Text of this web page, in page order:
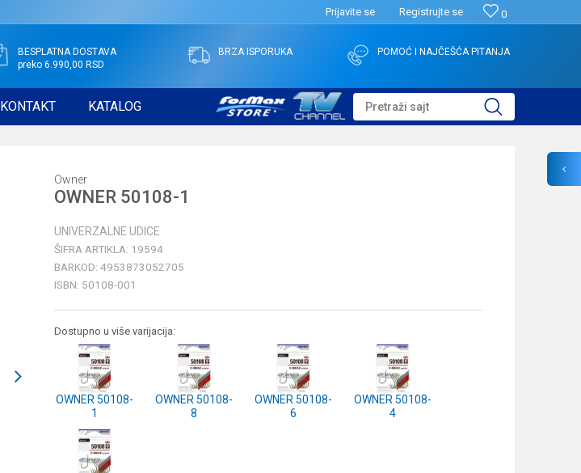
0
Prijavite se Registrujte se
BESPLATNA DOSTAVA
preko 6.990,00 RSD
BRZA ISPORUKA POMOĆ I NAJČEŠĆA PITANJA
KONTAKT KATALOG Pretraži sajt
Owner
OWNER 50108-1
UNIVERZALNE UDICE
ŠIFRA ARTIKLA: 19594
BARKOD: 4953873052705
ISBN: 50108-001
Dostupno u više varijacija:
OWNER 50108-
1
OWNER 50108-
8
OWNER 50108-
6
OWNER 50108-
4